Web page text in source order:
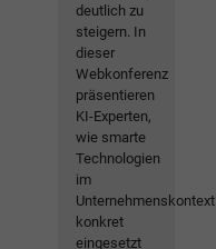
deutlich zu
steigern. In
dieser
Webkonferenz
präsentieren
KI-Experten,
wie smarte
Technologien
im
Unternehmenskontext
konkret
eingesetzt